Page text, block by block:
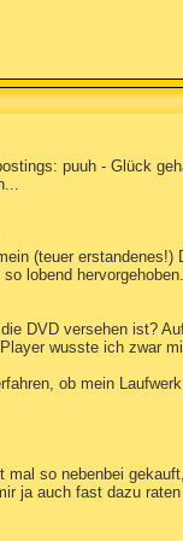
puuh - Glück
(teuer
lobend
DVD versehen ist?
wusste ich zwar
ob mein
so nebenbei
ja auch fast dazu